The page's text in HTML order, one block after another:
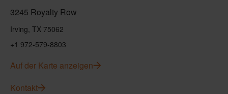
3245 Royalty Row
Irving, TX 75062
+1 972-579-8803
Auf der Karte anzeigen
Kontakt